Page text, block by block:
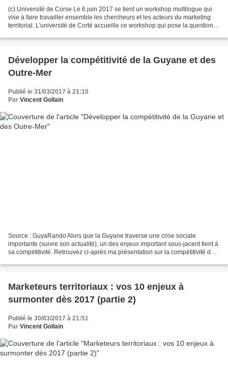
(c) Université de Corse Le 6 juin 2017 se tient un workshop multilogue qui
vise à faire travailler ensemble les chercheurs et les acteurs du marketing
territorial. L'université de Corté accueille ce workshop qui pose la question
Développer la compétitivité de la Guyane et des
Outre-Mer
Publié le 31/03/2017 à 21:10
Par Vincent Gollain
Source : GuyaRando Alors que la Guyane traverse une crise sociale
importante (suivre son actualité), un des enjeux important sous-jacent tient à
sa compétitivité. Retrouvez ci-après ma présentation sur la compétitivité des
Marketeurs territoriaux : vos 10 enjeux à
surmonter dès 2017 (partie 2)
Publié le 30/03/2017 à 21:51
Par Vincent Gollain